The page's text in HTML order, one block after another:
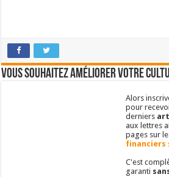
Vous souhaitez améliorer votre
Alors
pour
derniers
aux lettres
pages sur
financiers
C'est
garanti